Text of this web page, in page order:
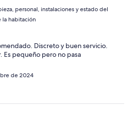
personal, instalaciones y estado del
habitación
Discreto y buen servicio.
Es pequeño pero no pasa
de 2024